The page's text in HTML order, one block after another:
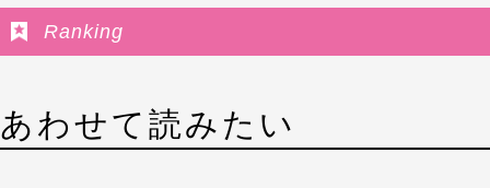
Ranking
あわせて読みたい